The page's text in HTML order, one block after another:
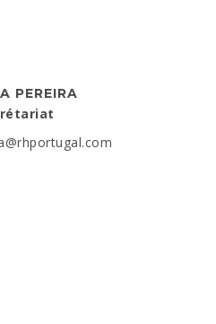
PEREIRA